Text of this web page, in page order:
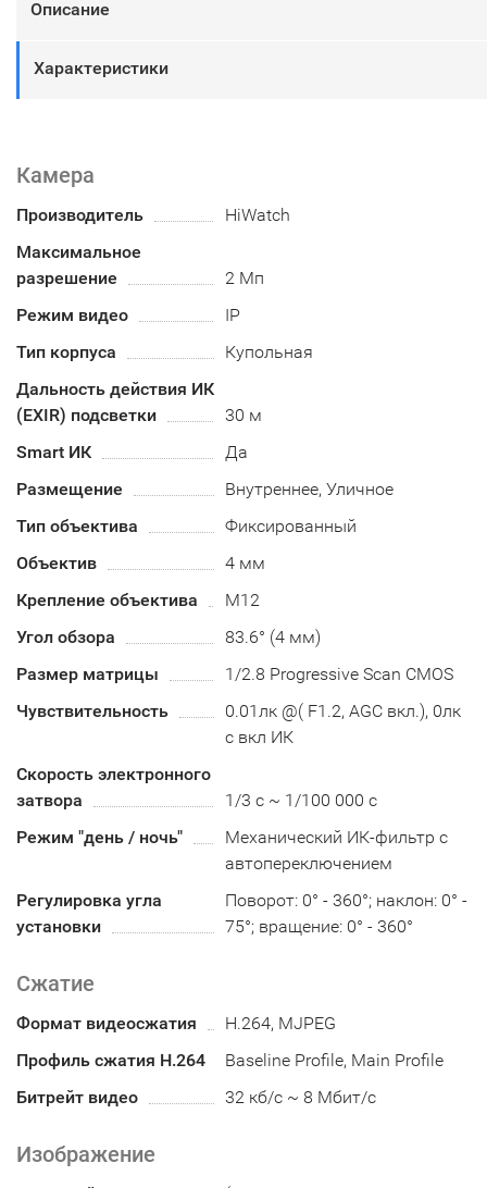
Описание
Характеристики
Камера
Производитель
HiWatch
Максимальное
разрешение
2 Мп
Режим видео
IP
Тип корпуса
Купольная
Дальность действия ИК
(EXIR) подсветки
30 м
Smart ИК
Да
Размещение
Внутреннее, Уличное
Тип объектива
Фиксированный
Объектив
4 мм
Крепление объектива
М12
Угол обзора
83.6° (4 мм)
Размер матрицы
1/2.8 Progressive Scan CMOS
Чувствительность
0.01лк @( F1.2, AGC вкл.), 0лк
с вкл ИК
Скорость электронного
затвора
1/3 с ~ 1/100 000 с
Режим "день / ночь"
Механический ИК-фильтр с
автопереключением
Регулировка угла
установки
Поворот: 0° - 360°; наклон: 0° -
75°; вращение: 0° - 360°
Сжатие
Формат видеосжатия
H.264, MJPEG
Профиль сжатия H.264
Baseline Profile, Main Profile
Битрейт видео
32 кб/с ~ 8 Мбит/с
Изображение